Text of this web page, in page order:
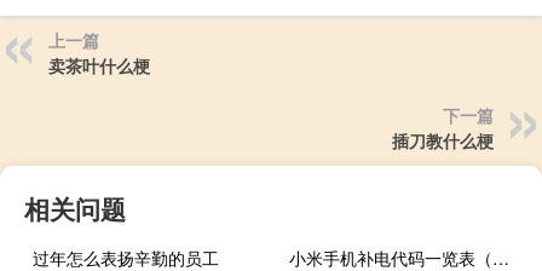
上一篇
卖茶叶什么梗
下一篇
插刀教什么梗
相关问题
过年怎么表扬辛勤的员工
小米手机补电代码一览表（小米手机补电代码）